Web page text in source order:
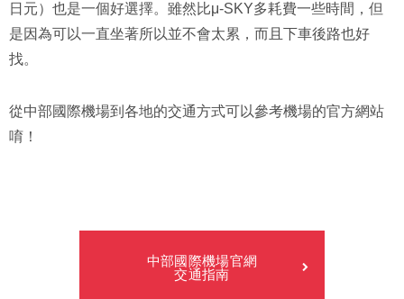
日元）也是一個好選擇。雖然比μ-SKY多耗費一些時間，但
是因為可以一直坐著所以並不會太累，而且下車後路也好
找。
從中部國際機場到各地的交通方式可以參考機場的官方網站
唷！
中部國際機場官網
交通指南